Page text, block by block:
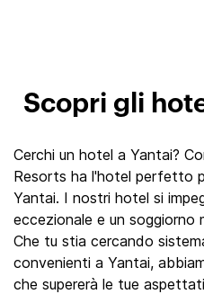
Scopri gli
Cerchi un hotel a Yantai?
Resorts ha l'hotel perfetto
Yantai. I nostri hotel si
eccezionale e un soggiorno
Che tu stia cercando
convenienti a Yantai,
che supererà le tue